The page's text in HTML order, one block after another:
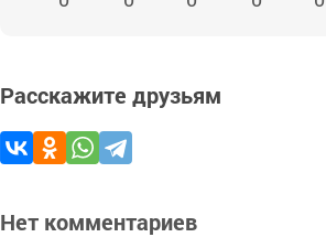
Расскажите друзьям
Нет комментариев